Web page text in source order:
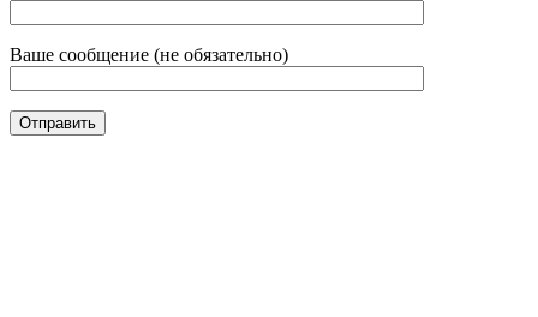
Ваше сообщение (не обязательно)